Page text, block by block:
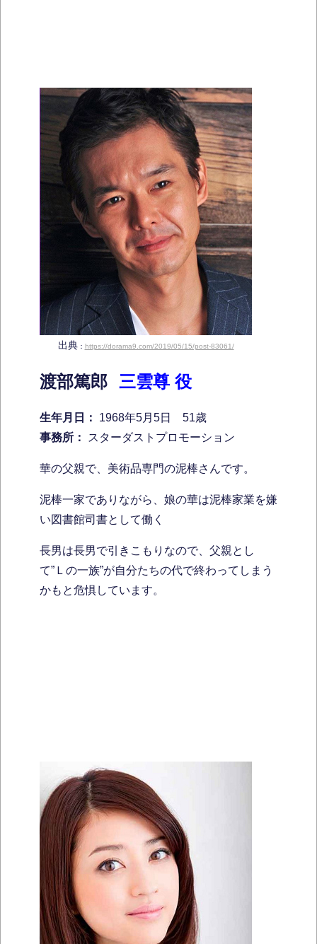
出典： https://dorama9.com/2019/05/15/post-83061/
渡部篤郎 三雲尊 役
生年月日：
1968年5月5日 51歳
事務所：
スターダストプロモーション
華の父親で、美術品専門の泥棒さんです。
泥棒一家でありながら、娘の華は泥棒家業を嫌
い図書館司書として働く
長男は長男で引きこもりなので、父親とし
て”Ｌの一族”が自分たちの代で終わってしまう
かもと危惧しています。